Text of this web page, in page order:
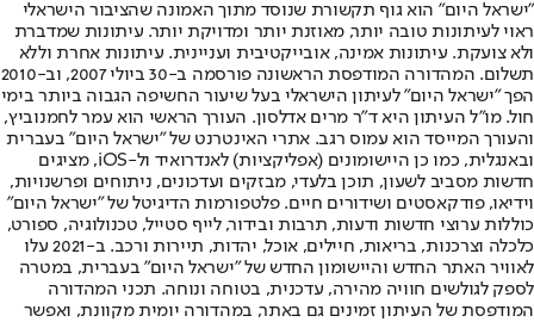
"ישראל היום" הוא גוף תקשורת שנוסד מתוך האמונה שהציבור הישראלי
ראוי לעיתונות טובה יותר, מאוזנת יותר ומדויקת יותר. עיתונות שמדברת
ולא צועקת. עיתונות אמינה, אובייקטיבית ועניינית. עיתונות אחרת וללא
תשלום. המהדורה המודפסת הראשונה פורסמה ב-30 ביולי 2007, וב-2010
הפך "ישראל היום" לעיתון הישראלי בעל שיעור החשיפה הגבוה ביותר בימי
חול. מו"ל העיתון היא ד"ר מרים אדלסון. העורך הראשי הוא עמר לחמנוביץ,
והעורך המייסד הוא עמוס רגב. אתרי האינטרנט של "ישראל היום" בעברית
ובאנגלית, כמו כן היישומונים (אפליקציות) לאנדרואיד ול-iOS, מציגים
חדשות מסביב לשעון, תוכן בלעדי, מבזקים ועדכונים, ניתוחים ופרשנויות,
וידיאו, פודקאסטים ושידורים חיים. פלטפורמות הדיגיטל של "ישראל היום"
כוללות ערוצי חדשות ודעות, תרבות ובידור, לייף סטייל, טכנולוגיה, ספורט,
כלכלה וצרכנות, בריאות, חיילים, אוכל, יהדות, תיירות ורכב. ב-2021 עלו
לאוויר האתר החדש והיישומון החדש של "ישראל היום" בעברית, במטרה
לספק לגולשים חוויה מהירה, עדכנית, בטוחה ונוחה. תכני המהדורה
המודפסת של העיתון זמינים גם באתר, במהדורה יומית מקוונת, ואפשר